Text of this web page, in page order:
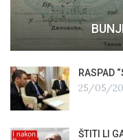
RASPAD
25/05/
ŠTITI LI